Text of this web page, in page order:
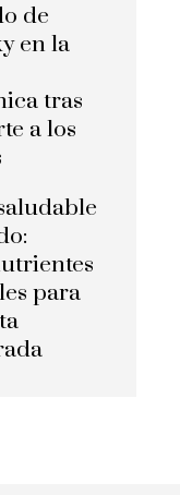
de
en la
tras
a los
para